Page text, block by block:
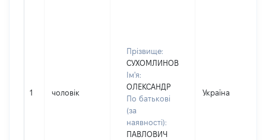
1 чоловік
Прізвище:
СУХОМЛИНОВ
Ім'я:
ОЛЕКСАНДР
По батькові
(за
наявності):
ПАВЛОВИЧ
Україна